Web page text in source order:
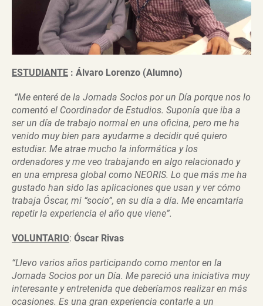
ESTUDIANTE : Álvaro Lorenzo (Alumno)
“Me enteré de la Jornada Socios por un Día porque nos lo
comentó el Coordinador de Estudios. Suponía que iba a
ser un día de trabajo normal en una oficina, pero me ha
venido muy bien para ayudarme a decidir qué quiero
estudiar. Me atrae mucho la informática y los
ordenadores y me veo trabajando en algo relacionado y
en una empresa global como NEORIS. Lo que más me ha
gustado han sido las aplicaciones que usan y ver cómo
trabaja Óscar, mi “socio”, en su día a día. Me encamtaría
repetir la experiencia el año que viene”.
VOLUNTARIO: Óscar Rivas
“Llevo varios años participando como mentor en la
Jornada Socios por un Día. Me pareció una iniciativa muy
interesante y entretenida que deberíamos realizar en más
ocasiones. Es una gran experiencia contarle a un